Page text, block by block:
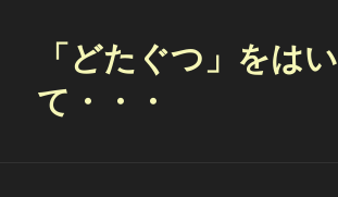
「どたぐつ」をはい
て・・・